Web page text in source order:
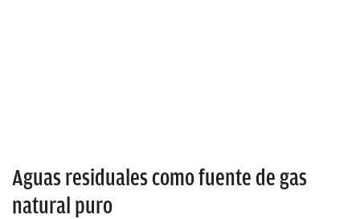
Aguas residuales como fuente de gas
natural puro